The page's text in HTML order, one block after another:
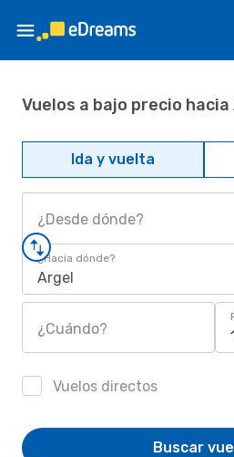
Vuelos a bajo precio hacia
Ida y vuelta
¿Desde dónde?
¿Hacia dónde?
Argel
¿Cuándo?
Vuelos directos
Buscar